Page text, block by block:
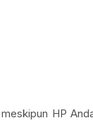
HP